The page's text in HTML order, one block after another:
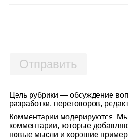
Отправить
Цель рубрики — обсуждение
разработки, переговоров,
Комментарии модерируются.
комментарии, которые
новые мысли и хорошие